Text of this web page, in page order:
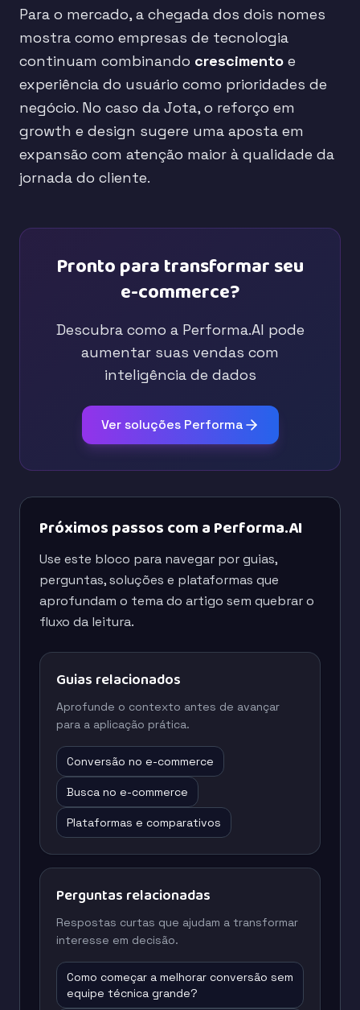
Para o mercado, a chegada dos dois nomes
mostra como empresas de tecnologia
continuam combinando crescimento e
experiência do usuário como prioridades de
negócio. No caso da Jota, o reforço em
growth e design sugere uma aposta em
expansão com atenção maior à qualidade da
jornada do cliente.
Pronto para transformar seu
e-commerce?
Descubra como a Performa.AI pode
aumentar suas vendas com
inteligência de dados
Ver soluções Performa
Próximos passos com a Performa.AI
Use este bloco para navegar por guias,
perguntas, soluções e plataformas que
aprofundam o tema do artigo sem quebrar o
fluxo da leitura.
Guias relacionados
Aprofunde o contexto antes de avançar
para a aplicação prática.
Conversão no e-commerce
Busca no e-commerce
Plataformas e comparativos
Perguntas relacionadas
Respostas curtas que ajudam a transformar
interesse em decisão.
Como começar a melhorar conversão sem
equipe técnica grande?